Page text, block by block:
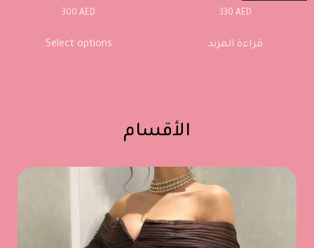
330 AED
قراءة المزيد
300 AED
Select options
الأقسام